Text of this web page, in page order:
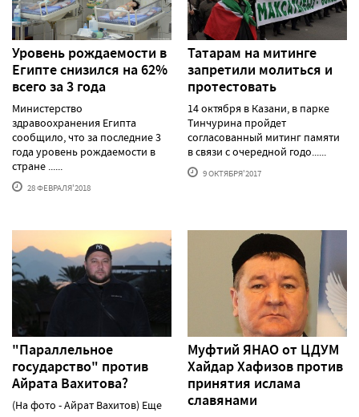
Уровень рождаемости в
Египте снизился на 62%
всего за 3 года
Министерство
здравоохранения Египта
сообщило, что за последние 3
года уровень рождаемости в
стране ......
28 ФЕВРАЛЯ'2018
Татарам на митинге
запретили молиться и
протестовать
14 октября в Казани, в парке
Тинчурина пройдет
согласованный митинг памяти
в связи с очередной годо......
9 ОКТЯБРЯ'2017
"Параллельное
государство" против
Айрата Вахитова?
(На фото - Айрат Вахитов) Еще
Муфтий ЯНАО от ЦДУМ
Хайдар Хафизов против
принятия ислама
славянами